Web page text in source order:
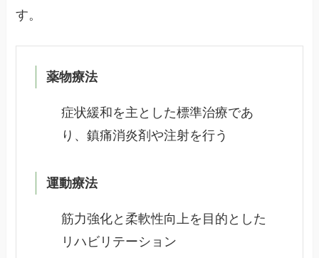
す。
薬物療法
症状緩和を主とした標準治療であ
り、鎮痛消炎剤や注射を行う
運動療法
筋力強化と柔軟性向上を目的とした
リハビリテーション